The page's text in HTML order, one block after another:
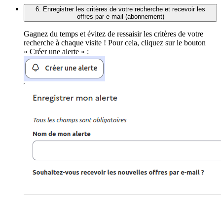
6. Enregistrer les critères de votre recherche et recevoir les
offres par e-mail (abonnement)
Gagnez du temps et évitez de ressaisir les critères de votre
recherche à chaque visite ! Pour cela, cliquez sur le bouton
« Créer une alerte » :